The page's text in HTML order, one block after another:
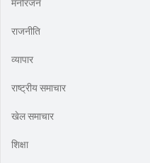
मनोरंजन
राजनीति
व्यापार
राष्ट्रीय समाचार
खेल समाचार
शिक्षा